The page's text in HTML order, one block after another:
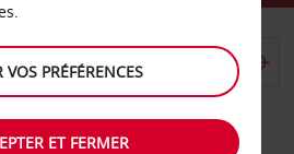
agence de retour
VOS PRÉFÉRENCES
ET FERMER